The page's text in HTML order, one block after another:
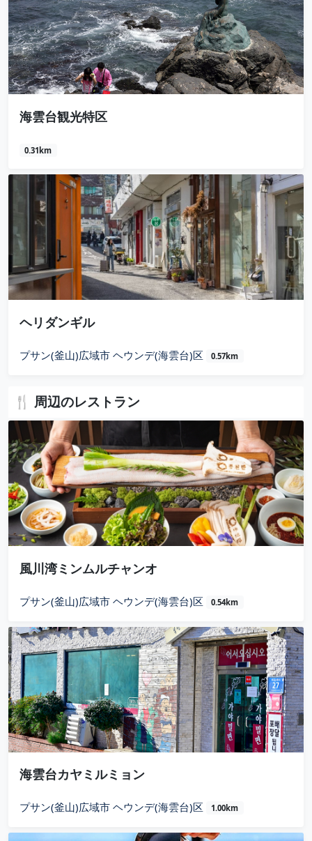
海雲台観光特区
0.31km
ヘリダンギル
プサン(釜山)広域市 ヘウンデ(海雲台)区 0.57km
🍴 周辺のレストラン
風川湾ミンムルチャンオ
プサン(釜山)広域市 ヘウンデ(海雲台)区 0.54km
海雲台カヤミルミョン
プサン(釜山)広域市 ヘウンデ(海雲台)区 1.00km